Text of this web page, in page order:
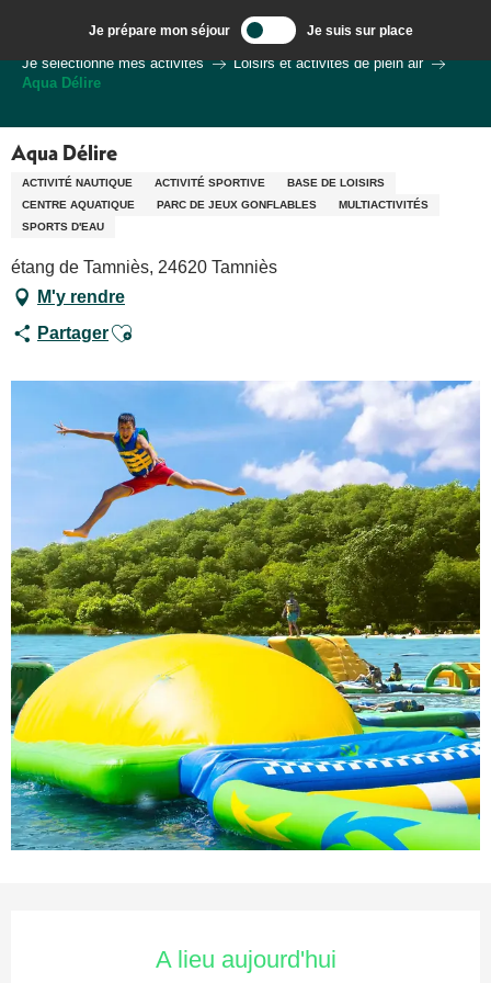
contenu
principal
Je prépare mon séjour Je suis sur place
Bienvenue à Sarlat, Capitale du Périgord Noir
Je sélectionne mes activités
Loisirs et activités de plein air
Aqua Délire
Aqua Délire
ACTIVITÉ NAUTIQUE ACTIVITÉ SPORTIVE
BASE DE LOISIRS
CENTRE AQUATIQUE
PARC DE JEUX GONFLABLES
MULTIACTIVITÉS
SPORTS D'EAU
étang de Tamniès, 24620 Tamniès
M'y rendre
PartagerAjouter aux favoris
A lieu aujourd'hui